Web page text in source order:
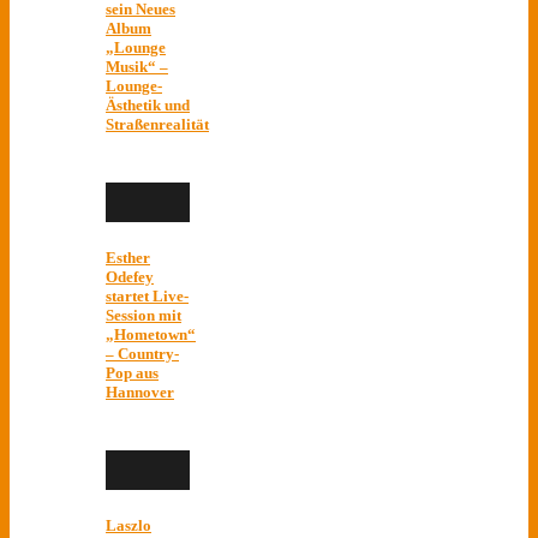
sein Neues
Album
„Lounge
Musik“ –
Lounge-
Ästhetik und
Straßenrealität
Esther
Odefey
startet Live-
Session mit
„Hometown“
– Country-
Pop aus
Hannover
Laszlo